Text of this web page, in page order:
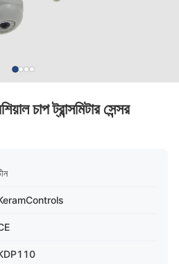
চাপ ট্রান্সমিটার সেন্সর